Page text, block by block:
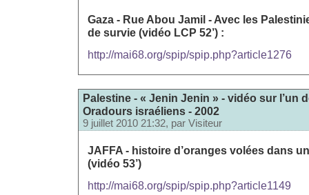
Gaza - Rue Abou Jamil - Avec les
de survie (vidéo LCP 52’) :
http://mai68.org/spip/spip.php?article1276
Palestine - « Jenin Jenin » - vidéo sur l’un
Oradours israéliens - 2002
9 juillet 2010 21:32, par Visiteur
JAFFA - histoire d’oranges volées dans
(vidéo 53’)
http://mai68.org/spip/spip.php?article1149